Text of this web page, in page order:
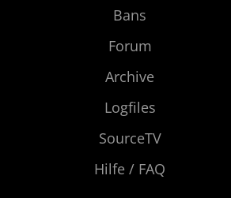
Bans
Forum
Archive
Logfiles
SourceTV
Hilfe / FAQ